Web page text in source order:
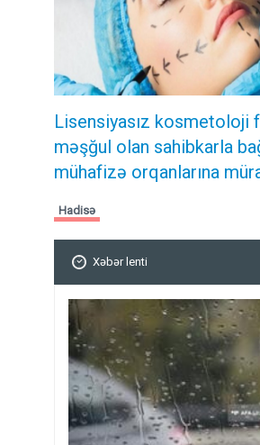
Lisensiyasız kosmetoloji
məşğul olan sahibkarla
mühafizə orqanlarına
Hadisə
Xəbər lenti